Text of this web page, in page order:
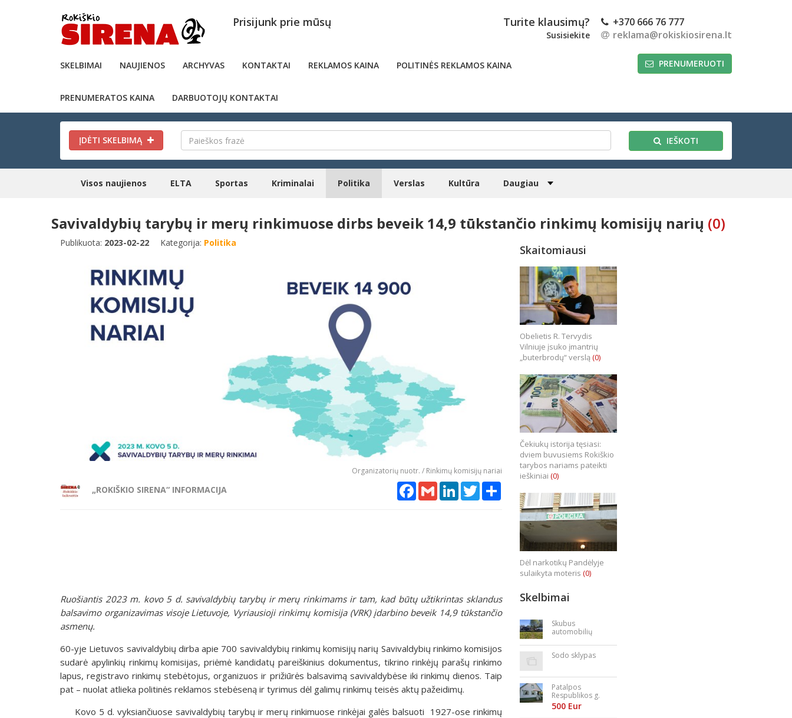
Prisijunk prie mūsų Turite klausimų?
Susisiekite
+370 666 76 777
reklama@rokiskiosirena.lt
SKELBIMAI NAUJIENOS ARCHYVAS KONTAKTAI REKLAMOS KAINA POLITINĖS REKLAMOS KAINA
PRENUMERATOS KAINA DARBUOTOJŲ KONTAKTAI
PRENUMERUOTI
ĮDĖTI SKELBIMĄ IEŠKOTI
Visos naujienos ELTA Sportas Kriminalai Politika Verslas Kultūra Daugiau
Savivaldybių tarybų ir merų rinkimuose dirbs beveik 14,9 tūkstančio rinkimų komisijų narių (0)
Publikuota: 2023-02-22 Kategorija: Politika
Organizatorių nuotr. / Rinkimų komisijų nariai
„ROKIŠKIO SIRENA“ INFORMACIJA Facebook
GmailLinkedInTwitterShare
Ruošiantis 2023 m. kovo 5 d. savivaldybių tarybų ir merų rinkimams ir tam, kad būtų užtikrintas sklandus
balsavimo organizavimas visoje Lietuvoje, Vyriausioji rinkimų komisija (VRK) įdarbino beveik 14,9 tūkstančio
asmenų.
60-yje Lietuvos savivaldybių dirba apie 700 savivaldybių rinkimų komisijų narių Savivaldybių rinkimo komisijos
sudarė apylinkių rinkimų komisijas, priėmė kandidatų pareiškinius dokumentus, tikrino rinkėjų parašų rinkimo
lapus, registravo rinkimų stebėtojus, organizuos ir prižiūrės balsavimą savivaldybėse iki rinkimų dienos. Taip
pat – nuolat atlieka politinės reklamos stebėseną ir tyrimus dėl galimų rinkimų teisės aktų pažeidimų.
Kovo 5 d. vyksiančiuose savivaldybių tarybų ir merų rinkimuose rinkėjai galės balsuoti 1927-ose rinkimų
Skaitomiausi
Obelietis R. Tervydis
Vilniuje įsuko įmantrių
„buterbrodų“ verslą (0)
Čekiukų istorija tęsiasi:
dviem buvusiems Rokiškio
tarybos nariams pateikti
ieškiniai (0)
Dėl narkotikų Pandėlyje
sulaikyta moteris (0)
Skelbimai
Skubus
automobilių
Sodo sklypas
Patalpos
Respublikos g.
23
500 Eur